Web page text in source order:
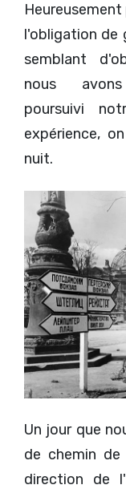
Heureusement
l'obligation de
semblant
nous
poursuivi
expérience,
nuit.
Un jour que
de chemin de
direction de